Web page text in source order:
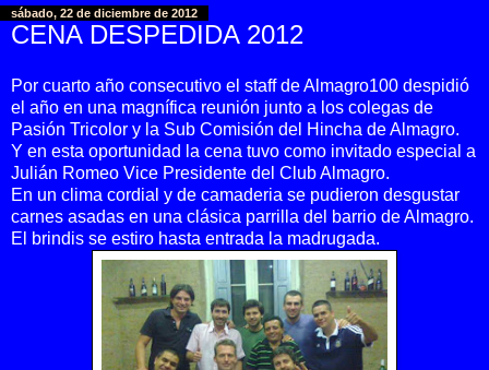
sábado, 22 de diciembre de 2012
CENA DESPEDIDA 2012
Por cuarto año consecutivo el staff de Almagro100 despidió
el año en una magnífica reunión junto a los colegas de
Pasión Tricolor y la Sub Comisión del Hincha de Almagro.
Y en esta oportunidad la cena tuvo como invitado especial a
Julián Romeo Vice Presidente del Club Almagro.
En un clima cordial y de camaderia se pudieron desgustar
carnes asadas en una clásica parrilla del barrio de Almagro.
El brindis se estiro hasta entrada la madrugada.